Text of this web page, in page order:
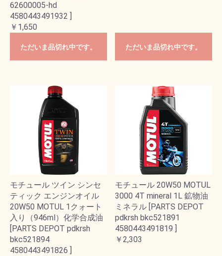
62600005-hd
4580443491932 ]
￥1,650
ただいま品切れ中です。 ただいま品切れ中です。
モチュール ツイン シンセ
ティック エンジンオイル
20W50 MOTUL 1クォート
入り（946ml）化学合成油
[PARTS DEPOT pdkrsh
bkc521894
4580443491826 ]
モチュール 20W50 MOTUL
3000 4T mineral 1L 鉱物油
ミネラル [PARTS DEPOT
pdkrsh bkc521891
4580443491819 ]
￥2,303